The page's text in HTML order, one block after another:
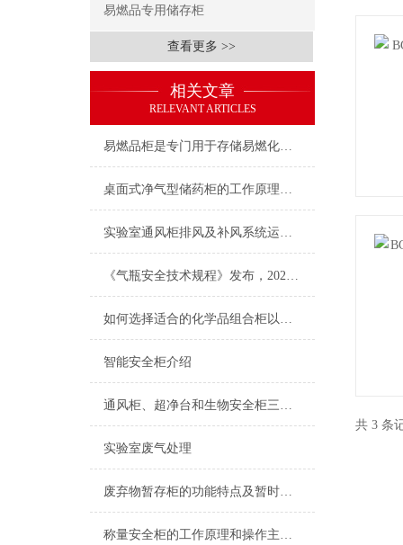
易燃品专用储存柜
查看更多 >>
相关文章
RELEVANT ARTICLES
易燃品柜是专门用于存储易燃化学品的设备
桌面式净气型储药柜的工作原理及工作的过程
实验室通风柜排风及补风系统运行及控制要求
《气瓶安全技术规程》发布，2021年6月1日起施行！
如何选择适合的化学品组合柜以优化实验室空间？
智能安全柜介绍
通风柜、超净台和生物安全柜三者之间的区别
实验室废气处理
废弃物暂存柜的功能特点及暂时贮存时间要注意些什么
称量安全柜的工作原理和操作主要注意事项
共 3 条